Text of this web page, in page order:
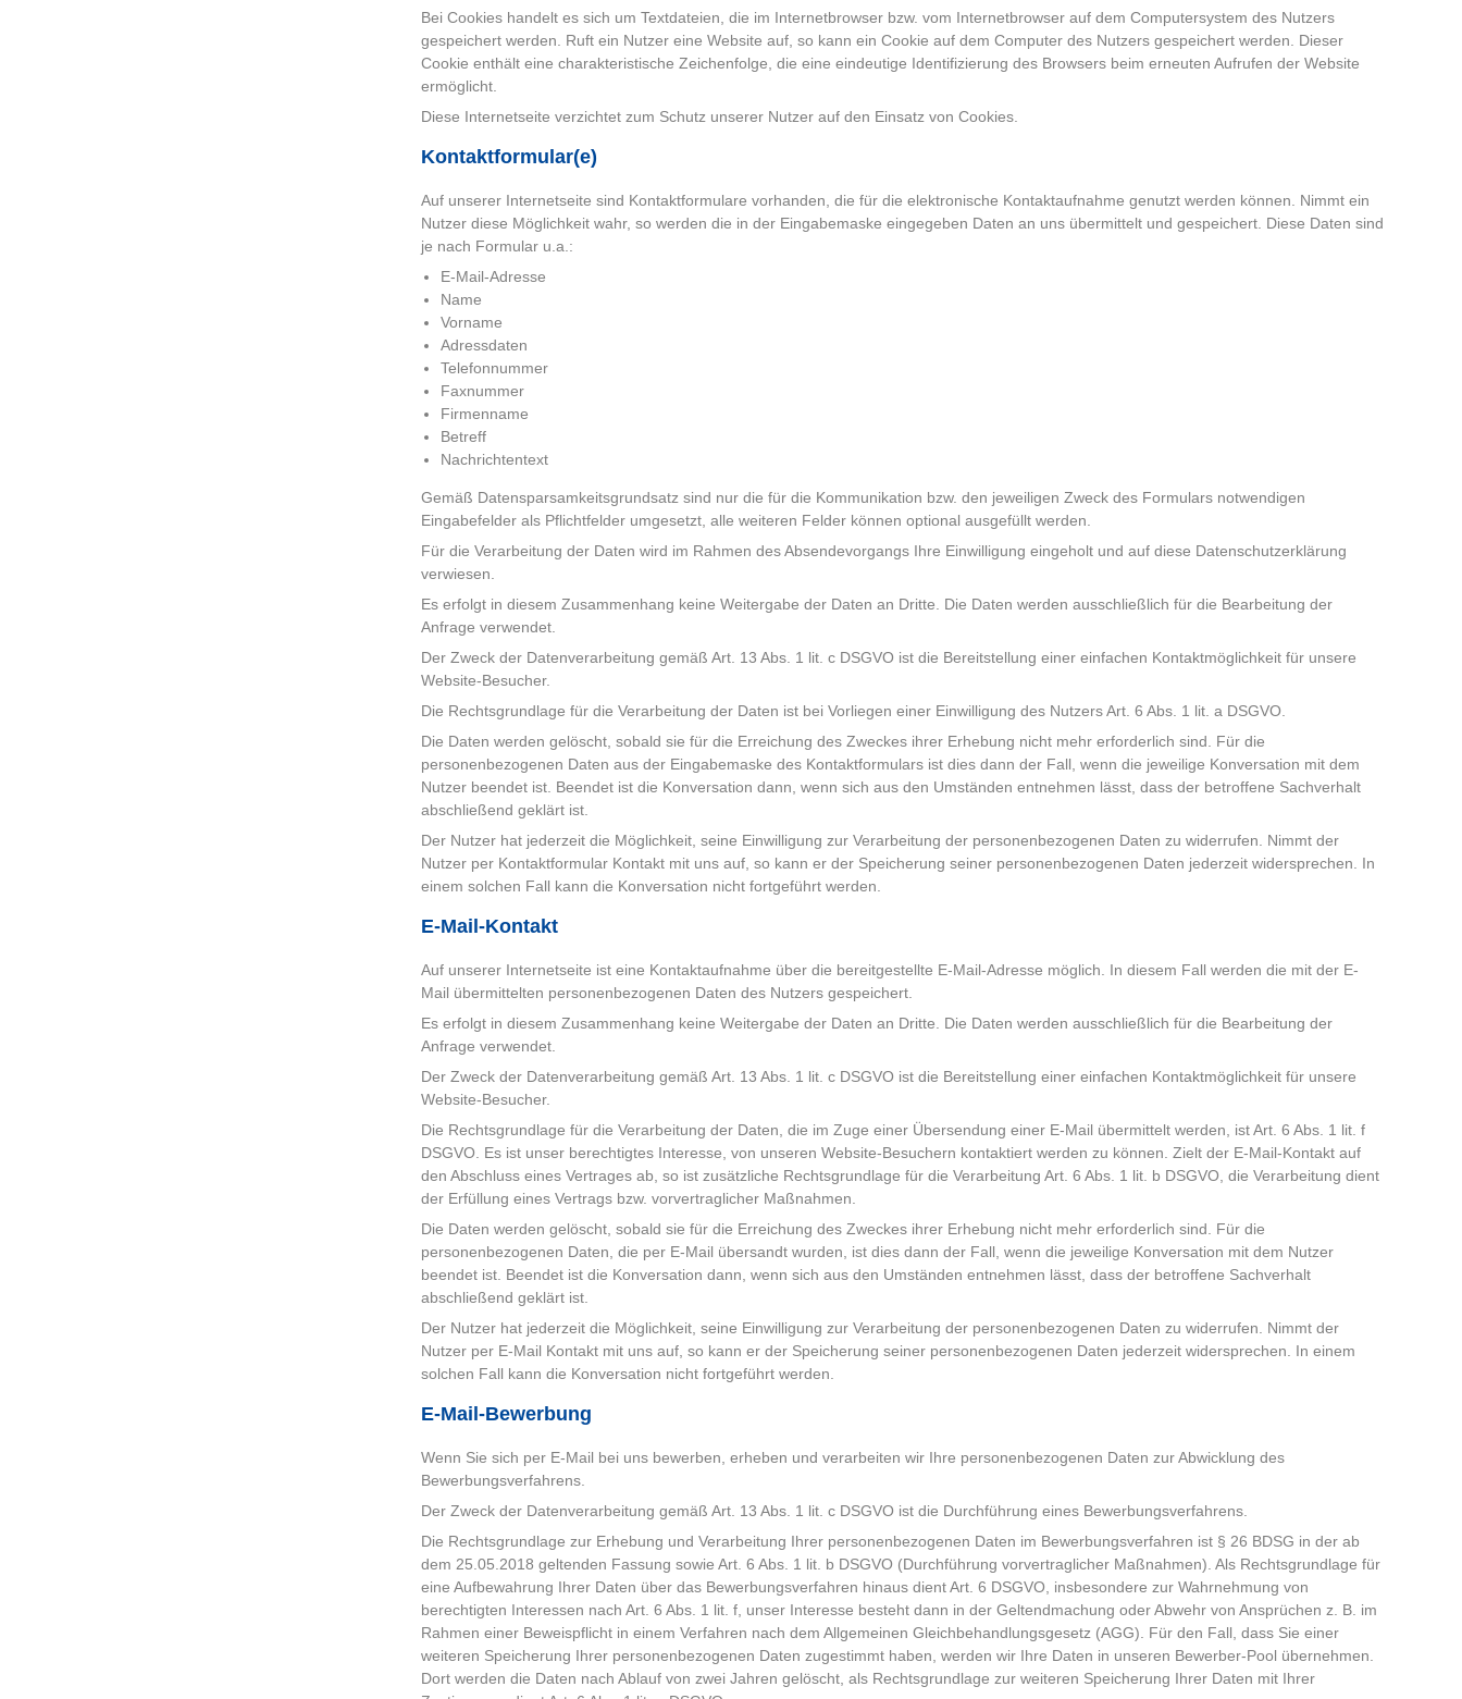
Bei Cookies handelt es sich um Textdateien, die im Internetbrowser bzw. vom Internetbrowser auf dem Computersystem des Nutzers
gespeichert werden. Ruft ein Nutzer eine Website auf, so kann ein Cookie auf dem Computer des Nutzers gespeichert werden. Dieser
Cookie enthält eine charakteristische Zeichenfolge, die eine eindeutige Identifizierung des Browsers beim erneuten Aufrufen der Website
ermöglicht.
Diese Internetseite verzichtet zum Schutz unserer Nutzer auf den Einsatz von Cookies.
Kontaktformular(e)
Auf unserer Internetseite sind Kontaktformulare vorhanden, die für die elektronische Kontaktaufnahme genutzt werden können. Nimmt ein
Nutzer diese Möglichkeit wahr, so werden die in der Eingabemaske eingegeben Daten an uns übermittelt und gespeichert. Diese Daten sind
je nach Formular u.a.:
E-Mail-Adresse
Name
Vorname
Adressdaten
Telefonnummer
Faxnummer
Firmenname
Betreff
Nachrichtentext
Gemäß Datensparsamkeitsgrundsatz sind nur die für die Kommunikation bzw. den jeweiligen Zweck des Formulars notwendigen
Eingabefelder als Pflichtfelder umgesetzt, alle weiteren Felder können optional ausgefüllt werden.
Für die Verarbeitung der Daten wird im Rahmen des Absendevorgangs Ihre Einwilligung eingeholt und auf diese Datenschutzerklärung
verwiesen.
Es erfolgt in diesem Zusammenhang keine Weitergabe der Daten an Dritte. Die Daten werden ausschließlich für die Bearbeitung der
Anfrage verwendet.
Der Zweck der Datenverarbeitung gemäß Art. 13 Abs. 1 lit. c DSGVO ist die Bereitstellung einer einfachen Kontaktmöglichkeit für unsere
Website-Besucher.
Die Rechtsgrundlage für die Verarbeitung der Daten ist bei Vorliegen einer Einwilligung des Nutzers Art. 6 Abs. 1 lit. a DSGVO.
Die Daten werden gelöscht, sobald sie für die Erreichung des Zweckes ihrer Erhebung nicht mehr erforderlich sind. Für die
personenbezogenen Daten aus der Eingabemaske des Kontaktformulars ist dies dann der Fall, wenn die jeweilige Konversation mit dem
Nutzer beendet ist. Beendet ist die Konversation dann, wenn sich aus den Umständen entnehmen lässt, dass der betroffene Sachverhalt
abschließend geklärt ist.
Der Nutzer hat jederzeit die Möglichkeit, seine Einwilligung zur Verarbeitung der personenbezogenen Daten zu widerrufen. Nimmt der
Nutzer per Kontaktformular Kontakt mit uns auf, so kann er der Speicherung seiner personenbezogenen Daten jederzeit widersprechen. In
einem solchen Fall kann die Konversation nicht fortgeführt werden.
E-Mail-Kontakt
Auf unserer Internetseite ist eine Kontaktaufnahme über die bereitgestellte E-Mail-Adresse möglich. In diesem Fall werden die mit der E-
Mail übermittelten personenbezogenen Daten des Nutzers gespeichert.
Es erfolgt in diesem Zusammenhang keine Weitergabe der Daten an Dritte. Die Daten werden ausschließlich für die Bearbeitung der
Anfrage verwendet.
Der Zweck der Datenverarbeitung gemäß Art. 13 Abs. 1 lit. c DSGVO ist die Bereitstellung einer einfachen Kontaktmöglichkeit für unsere
Website-Besucher.
Die Rechtsgrundlage für die Verarbeitung der Daten, die im Zuge einer Übersendung einer E-Mail übermittelt werden, ist Art. 6 Abs. 1 lit. f
DSGVO. Es ist unser berechtigtes Interesse, von unseren Website-Besuchern kontaktiert werden zu können. Zielt der E-Mail-Kontakt auf
den Abschluss eines Vertrages ab, so ist zusätzliche Rechtsgrundlage für die Verarbeitung Art. 6 Abs. 1 lit. b DSGVO, die Verarbeitung dient
der Erfüllung eines Vertrags bzw. vorvertraglicher Maßnahmen.
Die Daten werden gelöscht, sobald sie für die Erreichung des Zweckes ihrer Erhebung nicht mehr erforderlich sind. Für die
personenbezogenen Daten, die per E-Mail übersandt wurden, ist dies dann der Fall, wenn die jeweilige Konversation mit dem Nutzer
beendet ist. Beendet ist die Konversation dann, wenn sich aus den Umständen entnehmen lässt, dass der betroffene Sachverhalt
abschließend geklärt ist.
Der Nutzer hat jederzeit die Möglichkeit, seine Einwilligung zur Verarbeitung der personenbezogenen Daten zu widerrufen. Nimmt der
Nutzer per E-Mail Kontakt mit uns auf, so kann er der Speicherung seiner personenbezogenen Daten jederzeit widersprechen. In einem
solchen Fall kann die Konversation nicht fortgeführt werden.
E-Mail-Bewerbung
Wenn Sie sich per E-Mail bei uns bewerben, erheben und verarbeiten wir Ihre personenbezogenen Daten zur Abwicklung des
Bewerbungsverfahrens.
Der Zweck der Datenverarbeitung gemäß Art. 13 Abs. 1 lit. c DSGVO ist die Durchführung eines Bewerbungsverfahrens.
Die Rechtsgrundlage zur Erhebung und Verarbeitung Ihrer personenbezogenen Daten im Bewerbungsverfahren ist § 26 BDSG in der ab
dem 25.05.2018 geltenden Fassung sowie Art. 6 Abs. 1 lit. b DSGVO (Durchführung vorvertraglicher Maßnahmen). Als Rechtsgrundlage für
eine Aufbewahrung Ihrer Daten über das Bewerbungsverfahren hinaus dient Art. 6 DSGVO, insbesondere zur Wahrnehmung von
berechtigten Interessen nach Art. 6 Abs. 1 lit. f, unser Interesse besteht dann in der Geltendmachung oder Abwehr von Ansprüchen z. B. im
Rahmen einer Beweispflicht in einem Verfahren nach dem Allgemeinen Gleichbehandlungsgesetz (AGG). Für den Fall, dass Sie einer
weiteren Speicherung Ihrer personenbezogenen Daten zugestimmt haben, werden wir Ihre Daten in unseren Bewerber-Pool übernehmen.
Dort werden die Daten nach Ablauf von zwei Jahren gelöscht, als Rechtsgrundlage zur weiteren Speicherung Ihrer Daten mit Ihrer